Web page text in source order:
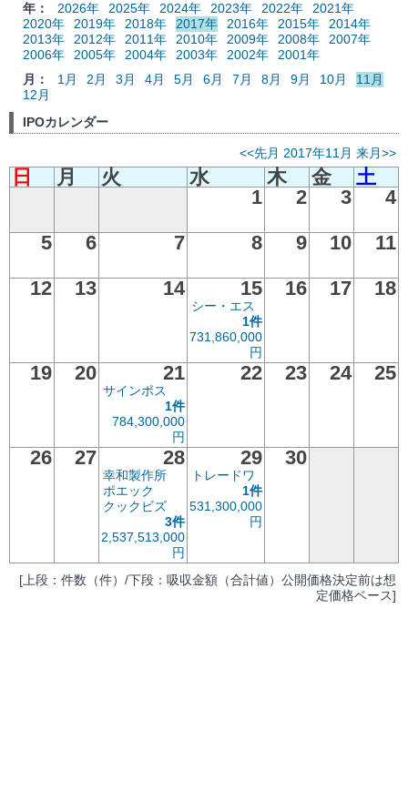
年： 2026年 2025年 2024年 2023年 2022年
2021年
2020年
2019年 2018年 2017年 2016年 2015年
2014年
2013年
2012年 2011年 2010年 2009年 2008年
2007年
2006年
2005年 2004年 2003年 2002年
2001年
月：
1月 2月 3月 4月 5月 6月 7月 8月 9月 10月
11月
12月
IPOカレンダー
<<先月 2017年11月 来月>>
日 月 火 水 木 金
土
1
2 3
4
5
6 7 8 9 10
11
12
13 14 15
シー・エス
1件
731,860,000
円
16 17 18
19 20 21
サインポス
1件
784,300,000
円
22 23 24 25
26 27 28
幸和製作所
ポエック
クックビズ
3件
2,537,513,000
円
29
トレードワ
1件
531,300,000
円
30
[上段：件数（件）/下段：吸収金額（合計値）公開価格決定前は想
定価格ベース]